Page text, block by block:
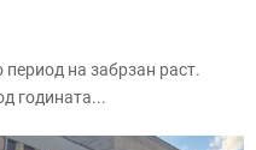
на забрзан раст.
годината...